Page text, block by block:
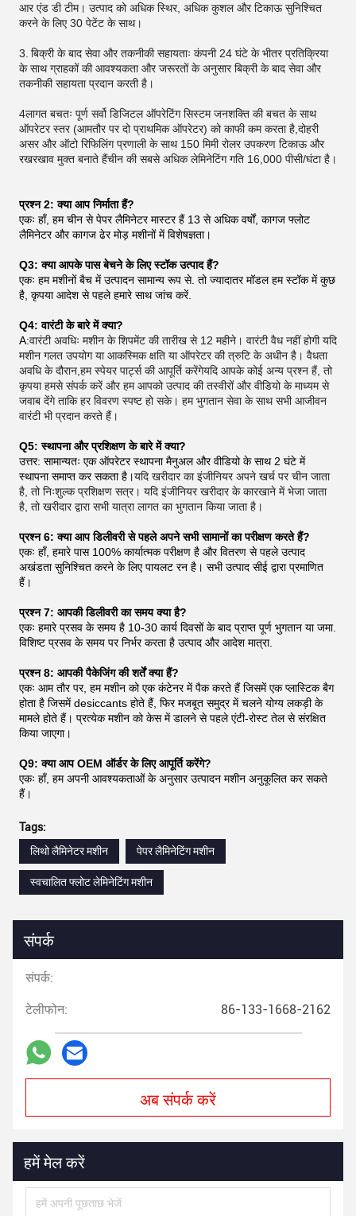
आर एंड डी टीम। उत्पाद को अधिक स्थिर, अधिक कुशल और टिकाऊ सुनिश्चित
करने के लिए 30 पेटेंट के साथ।
3. बिक्री के बाद सेवा और तकनीकी सहायताः कंपनी 24 घंटे के भीतर प्रतिक्रिया
के साथ ग्राहकों की आवश्यकता और जरूरतों के अनुसार बिक्री के बाद सेवा और
तकनीकी सहायता प्रदान करती है।
4लागत बचतः पूर्ण सर्वो डिजिटल ऑपरेटिंग सिस्टम जनशक्ति की बचत के साथ
ऑपरेटर स्तर (आमतौर पर दो प्राथमिक ऑपरेटर) को काफी कम करता है,दोहरी
असर और ऑटो रिफिलिंग प्रणाली के साथ 150 मिमी रोलर उपकरण टिकाऊ और
रखरखाव मुक्त बनाते हैंचीन की सबसे अधिक लेमिनेटिंग गति 16,000 पीसी/घंटा है।
प्रश्न 2: क्या आप निर्माता हैं?
एकः हाँ, हम चीन से पेपर लैमिनेटर मास्टर हैं 13 से अधिक वर्षों, कागज फ्लोट
लैमिनेटर और कागज ढेर मोड़ मशीनों में विशेषज्ञता।
Q3: क्या आपके पास बेचने के लिए स्टॉक उत्पाद हैं?
एकः हम मशीनों बैच में उत्पादन सामान्य रूप से. तो ज्यादातर मॉडल हम स्टॉक में कुछ
है, कृपया आदेश से पहले हमारे साथ जांच करें.
Q4: वारंटी के बारे में क्या?
A:वारंटी अवधिः मशीन के शिपमेंट की तारीख से 12 महीने। वारंटी वैध नहीं होगी यदि
मशीन गलत उपयोग या आकस्मिक क्षति या ऑपरेटर की त्रुटि के अधीन है। वैधता
अवधि के दौरान,हम स्पेयर पार्ट्स की आपूर्ति करेंगेयदि आपके कोई अन्य प्रश्न हैं, तो
कृपया हमसे संपर्क करें और हम आपको उत्पाद की तस्वीरों और वीडियो के माध्यम से
जवाब देंगे ताकि हर विवरण स्पष्ट हो सके। हम भुगतान सेवा के साथ सभी आजीवन
वारंटी भी प्रदान करते हैं।
Q5: स्थापना और प्रशिक्षण के बारे में क्या?
उत्तर: सामान्यतः एक ऑपरेटर स्थापना मैनुअल और वीडियो के साथ 2 घंटे में
स्थापना समाप्त कर सकता है।यदि खरीदार का इंजीनियर अपने खर्च पर चीन जाता
है, तो निःशुल्क प्रशिक्षण सत्र। यदि इंजीनियर खरीदार के कारखाने में भेजा जाता
है, तो खरीदार द्वारा सभी यात्रा लागत का भुगतान किया जाता है।
प्रश्न 6: क्या आप डिलीवरी से पहले अपने सभी सामानों का परीक्षण करते हैं?
एकः हाँ, हमारे पास 100% कार्यात्मक परीक्षण है और वितरण से पहले उत्पाद
अखंडता सुनिश्चित करने के लिए पायलट रन है। सभी उत्पाद सीई द्वारा प्रमाणित
हैं।
प्रश्न 7: आपकी डिलीवरी का समय क्या है?
एकः हमारे प्रसव के समय है 10-30 कार्य दिवसों के बाद प्राप्त पूर्ण भुगतान या जमा.
विशिष्ट प्रसव के समय पर निर्भर करता है उत्पाद और आदेश मात्रा.
प्रश्न 8: आपकी पैकेजिंग की शर्तें क्या हैं?
एकः आम तौर पर, हम मशीन को एक कंटेनर में पैक करते हैं जिसमें एक प्लास्टिक बैग
होता है जिसमें desiccants होते हैं, फिर मजबूत समुद्र में चलने योग्य लकड़ी के
मामले होते हैं। प्रत्येक मशीन को केस में डालने से पहले एंटी-रोस्ट तेल से संरक्षित
किया जाएगा।
Q9: क्या आप OEM ऑर्डर के लिए आपूर्ति करेंगे?
एकः हाँ, हम अपनी आवश्यकताओं के अनुसार उत्पादन मशीन अनुकूलित कर सकते
हैं।
Tags:
लिथो लैमिनेटर मशीन
पेपर लैमिनेटिंग मशीन
स्वचालित फ्लोट लेमिनेटिंग मशीन
संपर्क
संपर्क:
टेलीफोन: 86-133-1668-2162
अब संपर्क करें
हमें मेल करें